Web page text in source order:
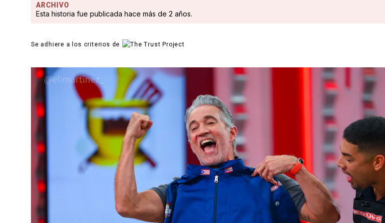
ARCHIVO
Esta historia fue publicada hace más de 2 años.
Se adhiere a los criterios de